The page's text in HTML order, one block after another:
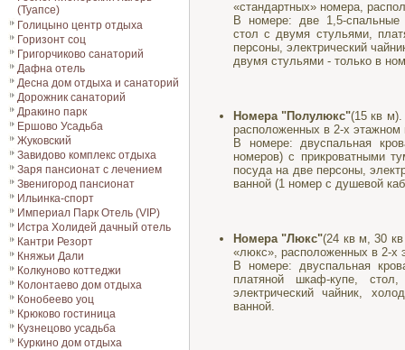
(Туапсе)
Голицыно центр отдыха
Горизонт соц
Григорчиково санаторий
Дафна отель
Десна дом отдыха и санаторий
Дорожник санаторий
Дракино парк
Ершово Усадьба
Жуковский
Завидово комплекс отдыха
Заря пансионат с лечением
Звенигород пансионат
Ильинка-спорт
Империал Парк Отель (VIP)
Истра Холидей дачный отель
Кантри Резорт
Княжьи Дали
Колкуново коттеджи
Колонтаево дом отдыха
Конобеево уоц
Крюково гостиница
Кузнецово усадьба
Куркино дом отдыха
«стандартных» номера,
В номере: две 1,5-спальные
стол с двумя стульями,
персоны, электрический
двумя стульями - только в
Номера "Полулюкс"(15 кв
расположенных в 2-х
В номере: двуспальная
номеров) с прикроватными
посуда на две персоны,
ванной (1 номер с душевой
Номера "Люкс"(24 кв м, 30
«люкс», расположенных в 2-х
В номере: двуспальная
платяной шкаф-купе,
электрический чайник,
ванной.